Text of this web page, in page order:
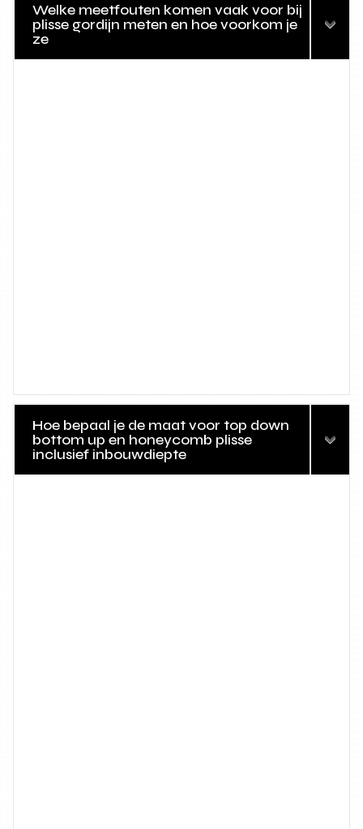
Welke meetfouten komen vaak voor bij
plisse gordijn meten en hoe voorkom je
ze
Hoe bepaal je de maat voor top down
bottom up en honeycomb plisse
inclusief inbouwdiepte